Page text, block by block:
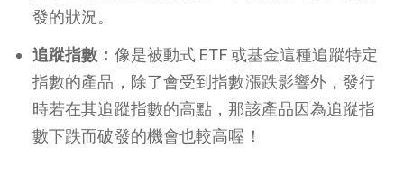
發的狀況。
追蹤指數： 像是被動式 ETF 或基金這種追蹤特定
指數的產品，除了會受到指數漲跌影響外，發行
時若在其追蹤指數的高點，那該產品因為追蹤指
數下跌而破發的機會也較高喔！